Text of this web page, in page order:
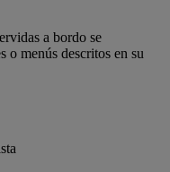
a bordo se
o menús descritos en su